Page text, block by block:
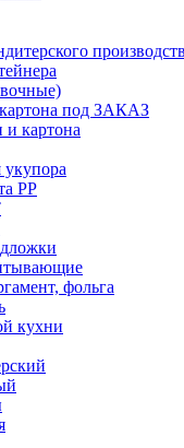
под ЗАКАЗ
и картона
РР
фольга
кухни